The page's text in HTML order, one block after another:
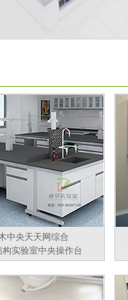
中央天天网综合
构实验室中央操作台